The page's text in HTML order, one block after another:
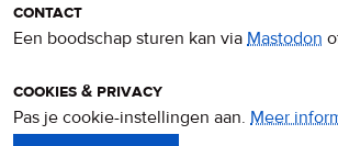
contact
Een boodschap sturen kan via Mastodon
cookies & privacy
Pas je cookie-instellingen aan. Meer